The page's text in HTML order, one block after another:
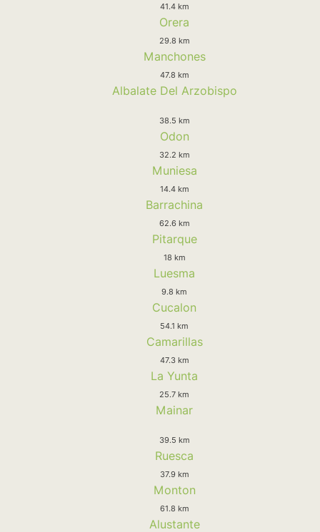
41.4 km
Orera
29.8 km
Manchones
47.8 km
Albalate Del Arzobispo
38.5 km
Odon
32.2 km
Muniesa
14.4 km
Barrachina
62.6 km
Pitarque
18 km
Luesma
9.8 km
Cucalon
54.1 km
Camarillas
47.3 km
La Yunta
25.7 km
Mainar
39.5 km
Ruesca
37.9 km
Monton
61.8 km
Alustante